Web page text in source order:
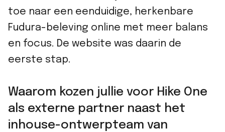
toe naar een eenduidige, herkenbare
Fudura-beleving online met meer balans
en focus. De website was daarin de
eerste stap.
Waarom kozen jullie voor Hike One
als externe partner naast het
inhouse-ontwerpteam van